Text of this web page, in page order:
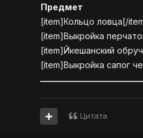
Предмет
[item]Кольцо ловца[/
[item]Выкройка
[item]Йкешанский
[item]Выкройка сапог
Цитата